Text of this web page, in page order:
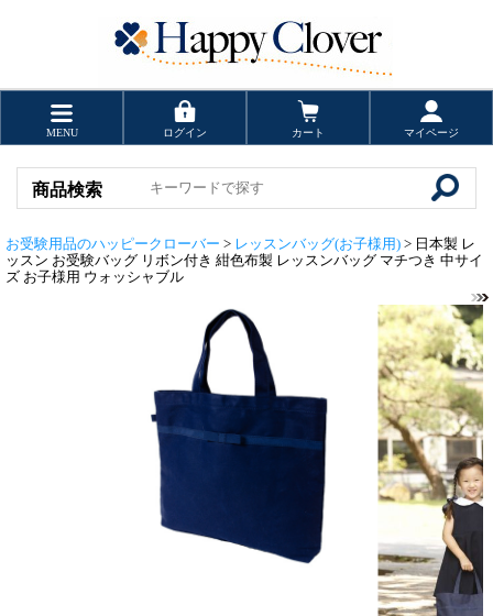
MENU ログイン カート マイページ
商品検索
お受験用品のハッピークローバー > レッスンバッグ(お子様用) > 日本製 レ
ッスン お受験バッグ リボン付き 紺色布製 レッスンバッグ マチつき 中サイ
ズ お子様用 ウォッシャブル